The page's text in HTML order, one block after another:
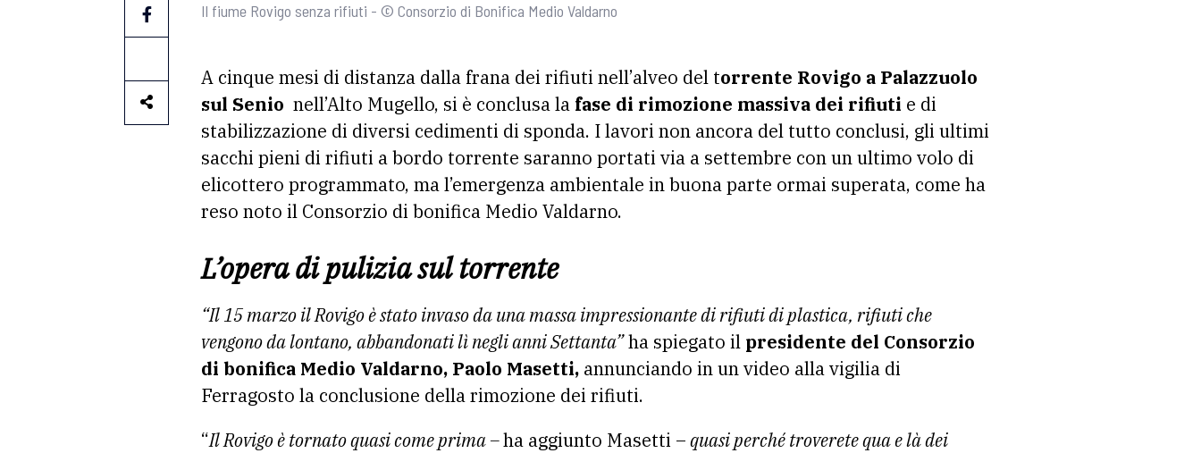
Il fiume Rovigo senza rifiuti - © Consorzio di Bonifica Medio Valdarno
A cinque mesi di distanza dalla frana dei rifiuti nell’alveo del torrente Rovigo a Palazzuolo
sul Senio nell’Alto Mugello, si è conclusa la fase di rimozione massiva dei rifiuti e di
stabilizzazione di diversi cedimenti di sponda. I lavori non ancora del tutto conclusi, gli ultimi
sacchi pieni di rifiuti a bordo torrente saranno portati via a settembre con un ultimo volo di
elicottero programmato, ma l’emergenza ambientale in buona parte ormai superata, come ha
reso noto il Consorzio di bonifica Medio Valdarno.
L’opera di pulizia sul torrente
“Il 15 marzo il Rovigo è stato invaso da una massa impressionante di rifiuti di plastica, rifiuti che
vengono da lontano, abbandonati lì negli anni Settanta”ha spiegato il presidente del Consorzio
di bonifica Medio Valdarno, Paolo Masetti, annunciando in un video alla vigilia di
Ferragosto la conclusione della rimozione dei rifiuti.
“Il Rovigo è tornato quasi come prima –ha aggiunto Masetti –quasi perché troverete qua e là dei